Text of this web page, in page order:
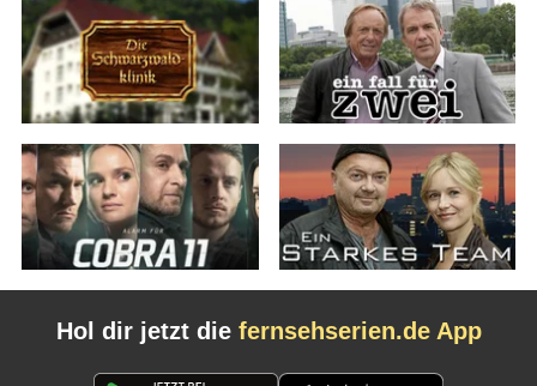
Hol dir jetzt die fernsehserien.de App